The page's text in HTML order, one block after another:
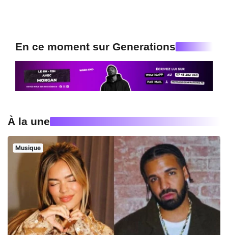
En ce moment sur Generations
À la une
Musique